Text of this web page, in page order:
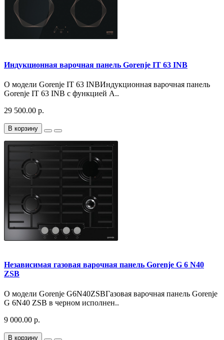
Индукционная варочная панель Gorenje IT 63 INB
О модели Gorenje IT 63 INBИндукционная варочная панель
Gorenje IT 63 INB с функцией A..
29 500.00 р.
В корзину
Независимая газовая варочная панель Gorenje G 6 N40
ZSB
О модели Gorenje G6N40ZSBГазовая варочная панель Gorenje
G 6N40 ZSB в черном исполнен..
9 000.00 р.
В корзину